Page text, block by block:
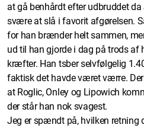
at gå benhårdt efter udbruddet
svære at slå i favorit afgørelsen.
for han brænder helt sammen,
ud til han gjorde i dag på trods af
kræfter. Han tsber selvfølgelig
faktisk det havde været værre.
at Roglic, Onley og Lipowich
der står han nok svagest.
Jeg er spændt på, hvilken retning